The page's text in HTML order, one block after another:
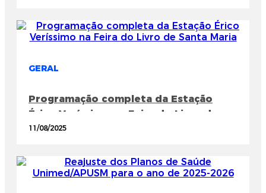
GERAL
Programação completa da Estação
Érico Veríssimo na Feira do Livro de
Santa Maria
11/08/2025